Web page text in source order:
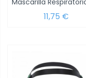
11,75 €